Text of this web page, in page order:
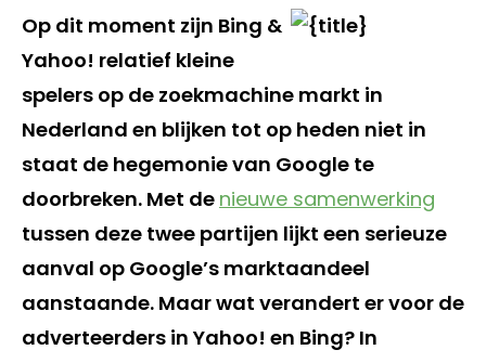
Op dit moment zijn Bing &
Yahoo! relatief kleine
spelers op de zoekmachine markt in
Nederland en blijken tot op heden niet in
staat de hegemonie van Google te
doorbreken. Met de nieuwe samenwerking
tussen deze twee partijen lijkt een serieuze
aanval op Google’s marktaandeel
aanstaande. Maar wat verandert er voor de
adverteerders in Yahoo! en Bing? In